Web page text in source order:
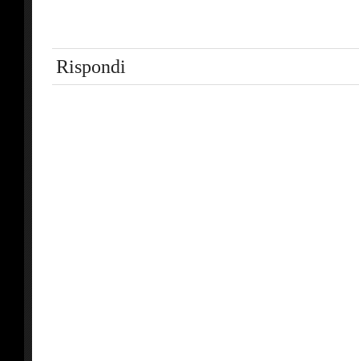
Rispondi